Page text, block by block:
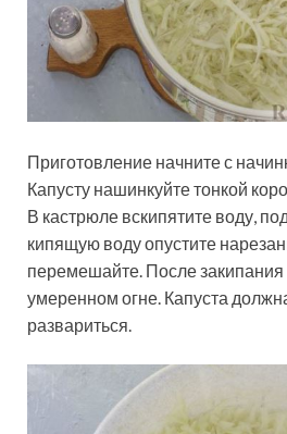
Приготовление начните с
Капусту нашинкуйте тонкой
В кастрюле вскипятите воду,
кипящую воду опустите
перемешайте. После закипания
умеренном огне. Капуста
развариться.